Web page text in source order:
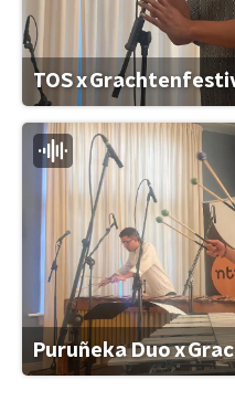
TOS x
Puruñeka Duo x